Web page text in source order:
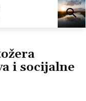
i socijalne